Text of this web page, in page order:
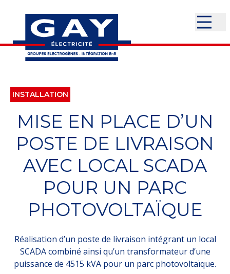
INSTALLATION
MISE EN PLACE D’UN
POSTE DE LIVRAISON
AVEC LOCAL SCADA
POUR UN PARC
PHOTOVOLTAÏQUE
Réalisation d’un poste de livraison intégrant un local
SCADA combiné ainsi qu’un transformateur d’une
puissance de 4515 kVA pour un parc photovoltaïque.